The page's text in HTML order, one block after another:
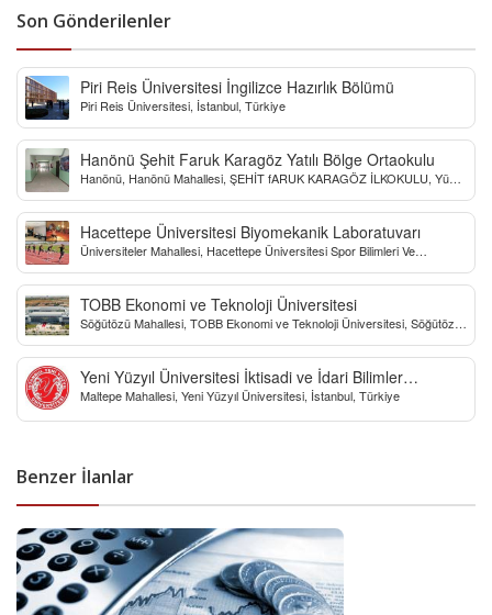
Son Gönderilenler
Piri Reis Üniversitesi İngilizce Hazırlık Bölümü
Piri Reis Üniversitesi, İstanbul, Türkiye
Hanönü Şehit Faruk Karagöz Yatılı Bölge Ortaokulu
Hanönü, Hanönü Mahallesi, ŞEHİT fARUK KARAGÖZ İLKOKULU, Yücel
Hacettepe Üniversitesi Biyomekanik Laboratuvarı
Üniversiteler Mahallesi, Hacettepe Üniversitesi Spor Bilimleri Ve
TOBB Ekonomi ve Teknoloji Üniversitesi
Söğütözü Mahallesi, TOBB Ekonomi ve Teknoloji Üniversitesi, Söğütözü
Yeni Yüzyıl Üniversitesi İktisadi ve İdari Bilimler
Fakültesi
Maltepe Mahallesi, Yeni Yüzyıl Üniversitesi, İstanbul, Türkiye
Benzer İlanlar